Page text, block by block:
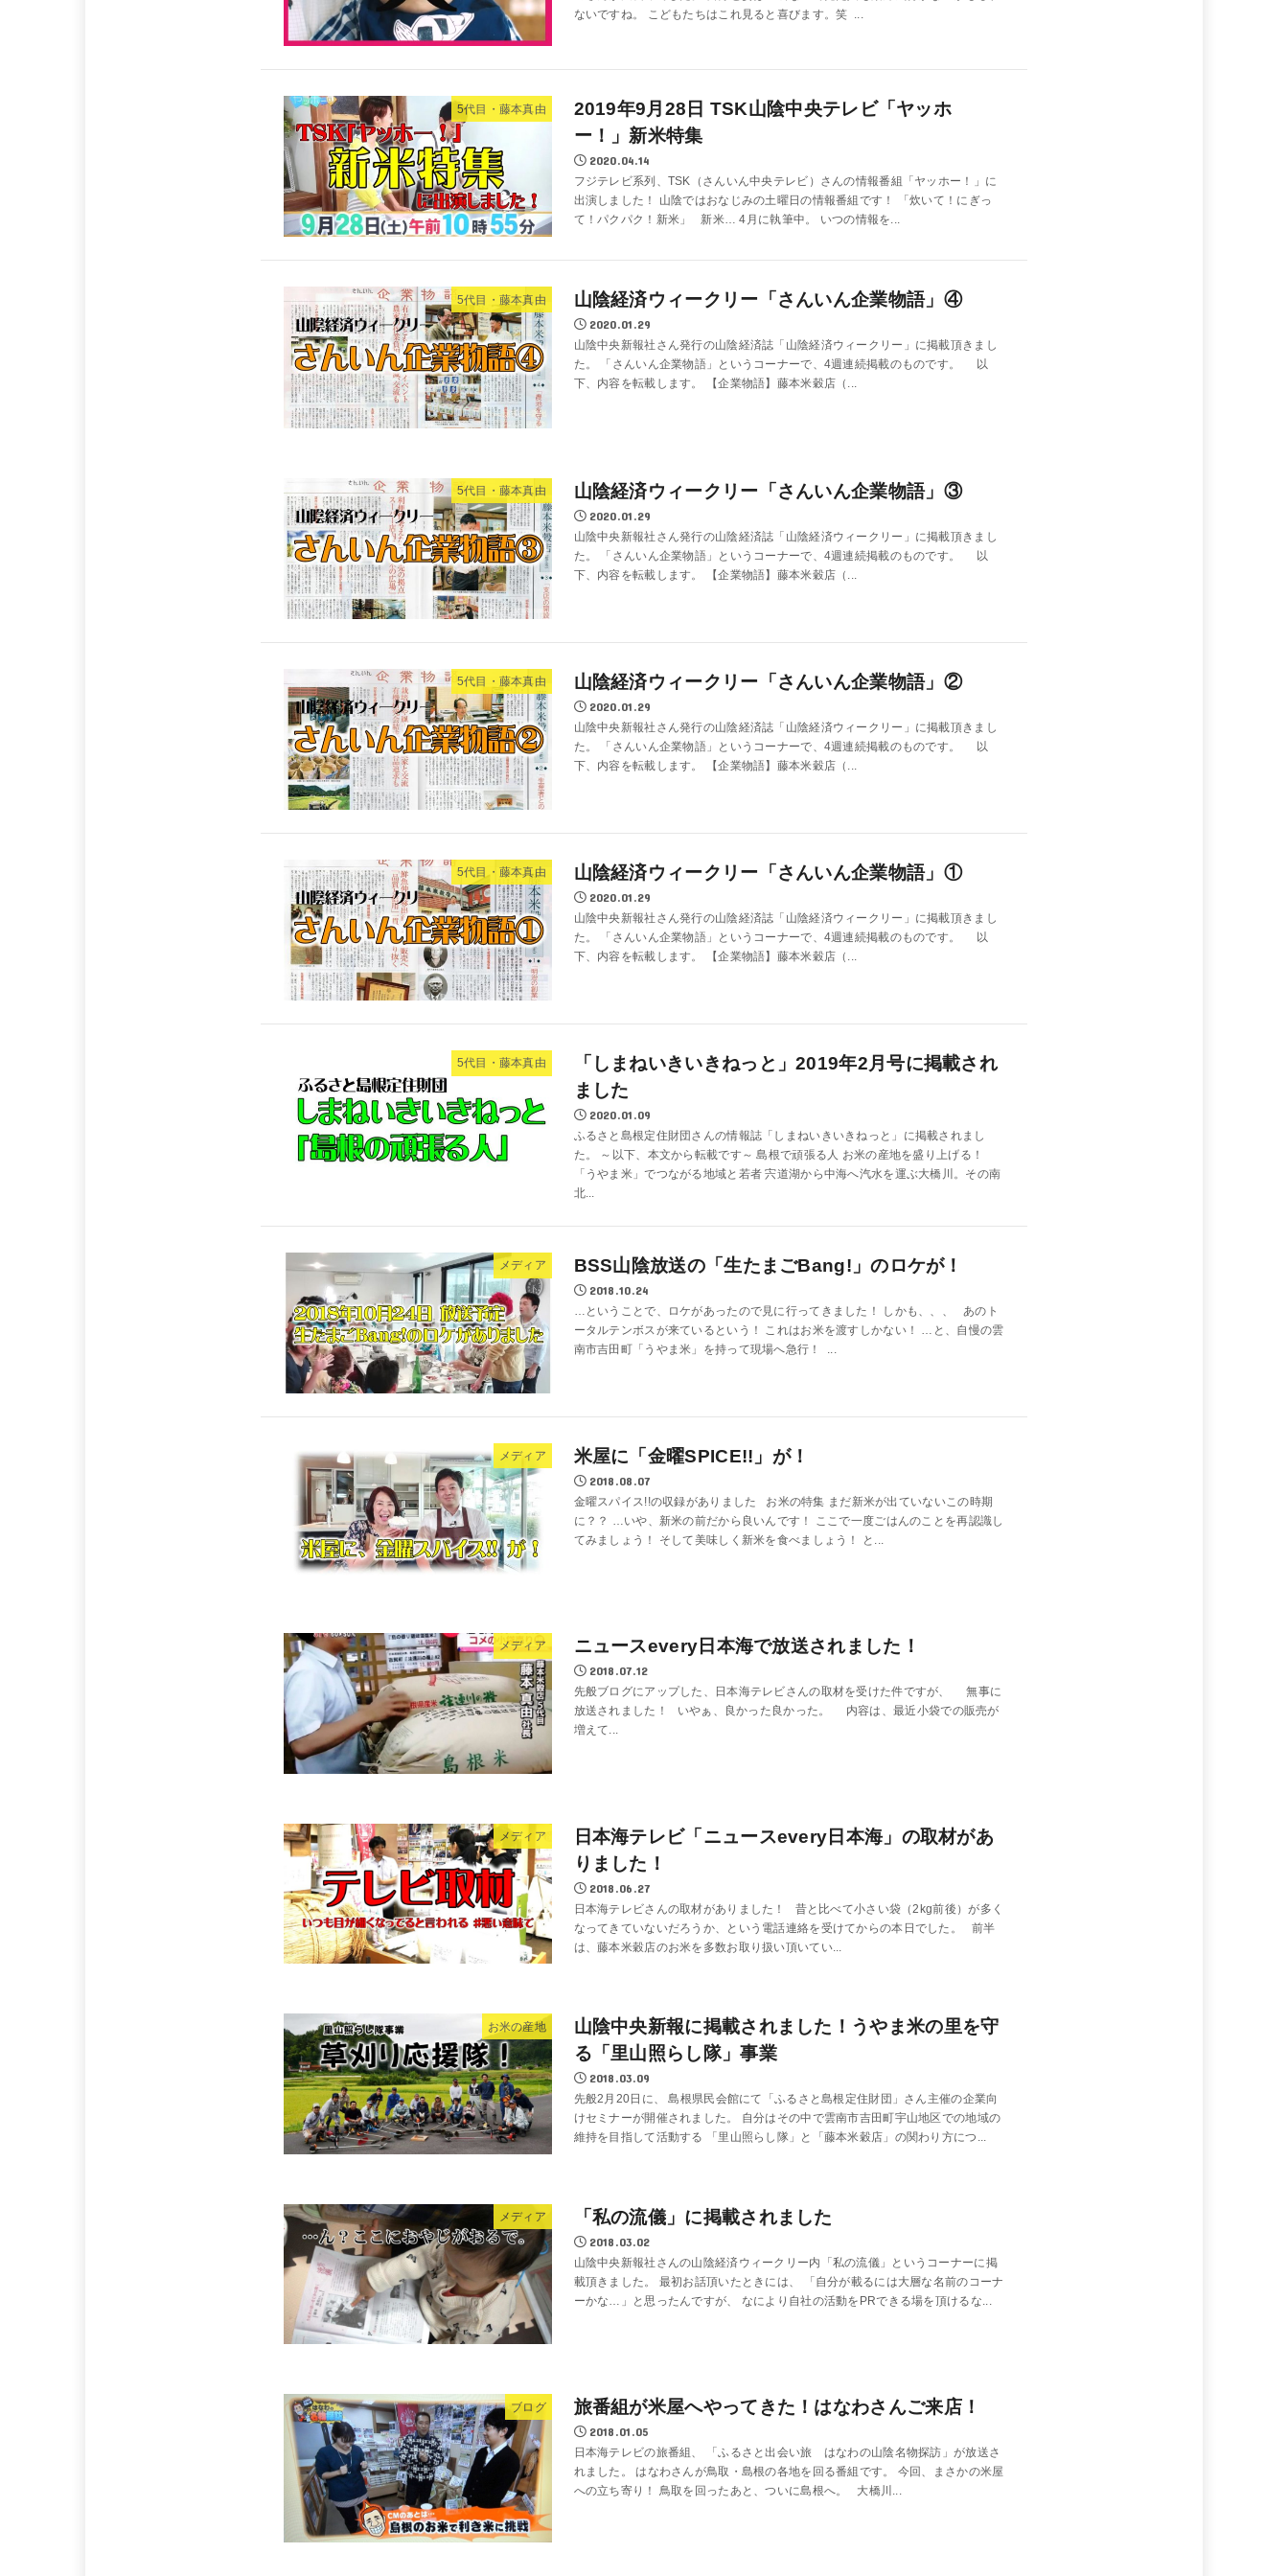
ないですね。 こどもたちはこれ見ると喜びます。笑 ...
5代目・藤本真由
2019年9月28日 TSK山陰中央テレビ「ヤッホ
ー！」新米特集
2020.04.14
フジテレビ系列、TSK（さんいん中央テレビ）さんの情報番組「ヤッホー！」に
出演しました！ 山陰ではおなじみの土曜日の情報番組です！ 「炊いて！にぎっ
て！パクパク！新米」 新米… 4月に執筆中。 いつの情報を...
5代目・藤本真由 山陰経済ウィークリー「さんいん企業物語」④
2020.01.29
山陰中央新報社さん発行の山陰経済誌「山陰経済ウィークリー」に掲載頂きまし
た。 「さんいん企業物語」というコーナーで、4週連続掲載のものです。 以
下、内容を転載します。 【企業物語】藤本米穀店（...
5代目・藤本真由 山陰経済ウィークリー「さんいん企業物語」③
2020.01.29
山陰中央新報社さん発行の山陰経済誌「山陰経済ウィークリー」に掲載頂きまし
た。 「さんいん企業物語」というコーナーで、4週連続掲載のものです。 以
下、内容を転載します。 【企業物語】藤本米穀店（...
5代目・藤本真由 山陰経済ウィークリー「さんいん企業物語」②
2020.01.29
山陰中央新報社さん発行の山陰経済誌「山陰経済ウィークリー」に掲載頂きまし
た。 「さんいん企業物語」というコーナーで、4週連続掲載のものです。 以
下、内容を転載します。 【企業物語】藤本米穀店（...
5代目・藤本真由 山陰経済ウィークリー「さんいん企業物語」①
2020.01.29
山陰中央新報社さん発行の山陰経済誌「山陰経済ウィークリー」に掲載頂きまし
た。 「さんいん企業物語」というコーナーで、4週連続掲載のものです。 以
下、内容を転載します。 【企業物語】藤本米穀店（...
5代目・藤本真由
「しまねいきいきねっと」2019年2月号に掲載され
ました
2020.01.09
ふるさと島根定住財団さんの情報誌「しまねいきいきねっと」に掲載されまし
た。 ～以下、本文から転載です～ 島根で頑張る人 お米の産地を盛り上げる！
「うやま米」でつながる地域と若者 宍道湖から中海へ汽水を運ぶ大橋川。その南
北...
メディア BSS山陰放送の「生たまごBang!」のロケが！
2018.10.24
…ということで、ロケがあったので見に行ってきました！ しかも、、、 あのト
ータルテンボスが来ているという！ これはお米を渡すしかない！ …と、自慢の雲
南市吉田町「うやま米」を持って現場へ急行！ ...
メディア 米屋に「金曜SPICE!!」が！
2018.08.07
金曜スパイス!!の収録がありました お米の特集 まだ新米が出ていないこの時期
に？？ …いや、新米の前だから良いんです！ ここで一度ごはんのことを再認識し
てみましょう！ そして美味しく新米を食べましょう！ と...
メディア ニュースevery日本海で放送されました！
2018.07.12
先般ブログにアップした、日本海テレビさんの取材を受けた件ですが、 無事に
放送されました！ いやぁ、良かった良かった。 内容は、最近小袋での販売が
増えて...
メディア
日本海テレビ「ニュースevery日本海」の取材があ
りました！
2018.06.27
日本海テレビさんの取材がありました！ 昔と比べて小さい袋（2kg前後）が多く
なってきていないだろうか、という電話連絡を受けてからの本日でした。 前半
は、藤本米穀店のお米を多数お取り扱い頂いてい...
お米の産地
山陰中央新報に掲載されました！うやま米の里を守
る「里山照らし隊」事業
2018.03.09
先般2月20日に、 島根県民会館にて「ふるさと島根定住財団」さん主催の企業向
けセミナーが開催されました。 自分はその中で雲南市吉田町宇山地区での地域の
維持を目指して活動する 「里山照らし隊」と「藤本米穀店」の関わり方につ...
メディア 「私の流儀」に掲載されました
2018.03.02
山陰中央新報社さんの山陰経済ウィークリー内「私の流儀」というコーナーに掲
載頂きました。 最初お話頂いたときには、 「自分が載るには大層な名前のコーナ
ーかな…」と思ったんですが、 なにより自社の活動をPRできる場を頂けるな...
ブログ 旅番組が米屋へやってきた！はなわさんご来店！
2018.01.05
日本海テレビの旅番組、 「ふるさと出会い旅 はなわの山陰名物探訪」が放送さ
れました。 はなわさんが鳥取・島根の各地を回る番組です。 今回、まさかの米屋
への立ち寄り！ 鳥取を回ったあと、ついに島根へ。 大橋川...